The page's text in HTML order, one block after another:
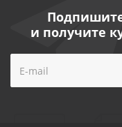
и получите